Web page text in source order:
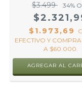
$3.499 34%
$1.973,69
EFECTIVO Y
A $60.000.
AGREGAR AL